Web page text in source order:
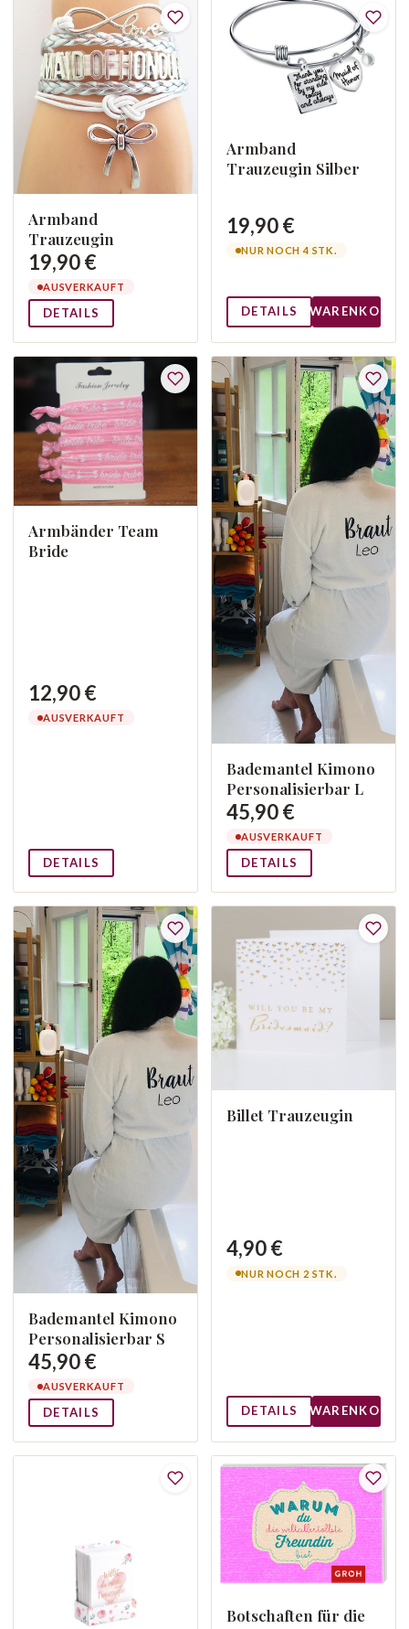
Armband
Trauzeugin
19,90 €
AUSVERKAUFT
DETAILS
Armband
Trauzeugin Silber
19,90 €
NUR NOCH 4 STK.
DETAILS WARENKORB
Armbänder Team
Bride
12,90 €
AUSVERKAUFT
DETAILS
Bademantel Kimono
Personalisierbar L
45,90 €
AUSVERKAUFT
DETAILS
Bademantel Kimono
Personalisierbar S
45,90 €
AUSVERKAUFT
DETAILS
Billet Trauzeugin
4,90 €
NUR NOCH 2 STK.
DETAILS WARENKORB
Botschaften für die